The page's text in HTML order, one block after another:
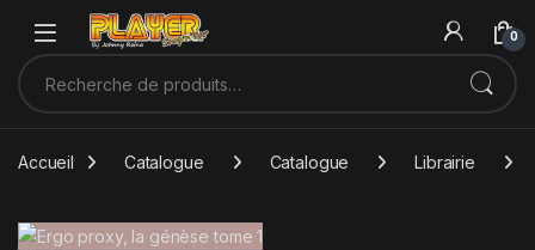
Sauter à la navigation
Skip to content
0
Recherche pour :
Accueil Catalogue Catalogue Librairie